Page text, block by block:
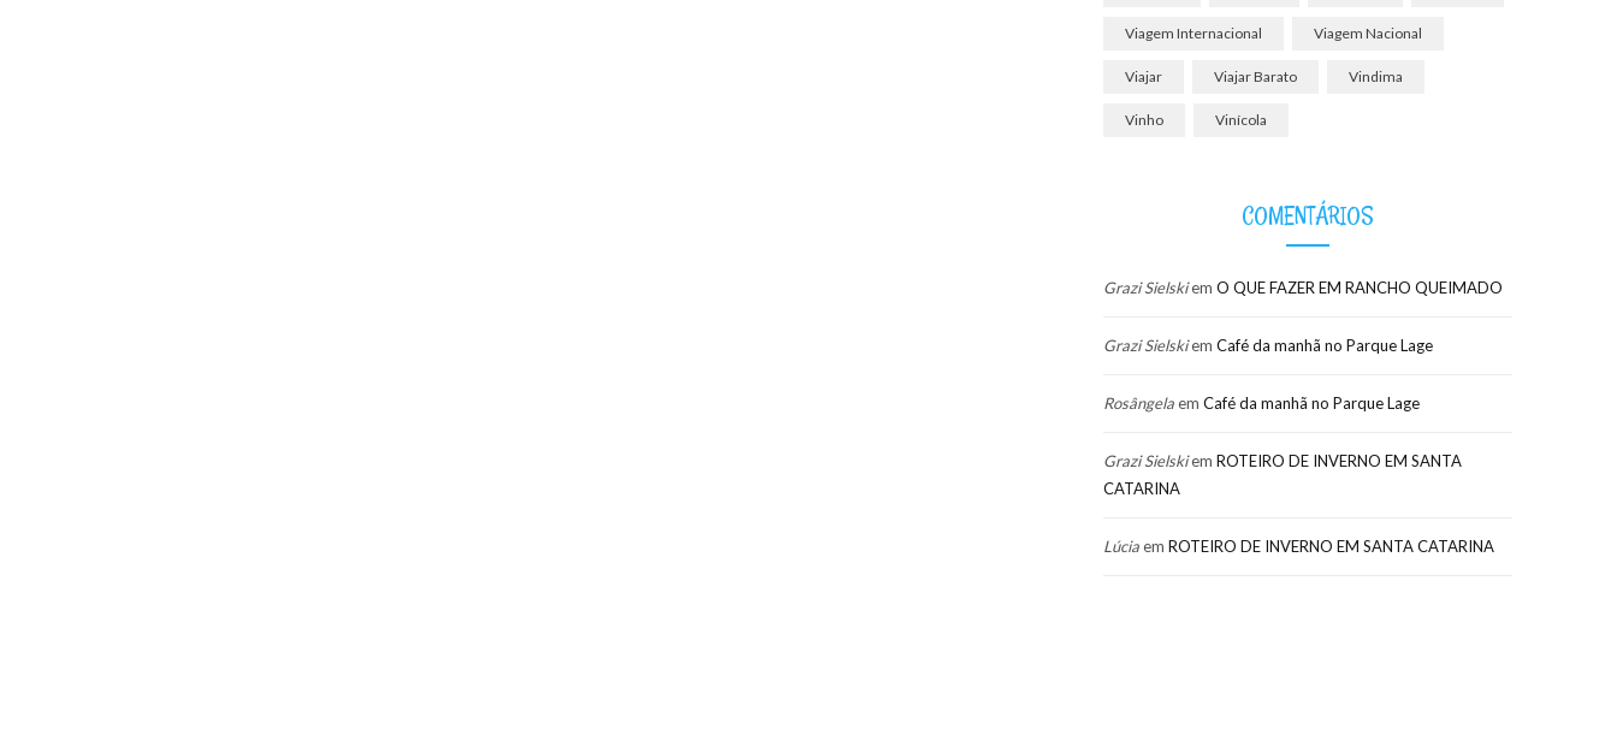
Viagem Internacional Viagem Nacional
Viajar Viajar Barato Vindima
Vinho Vinícola
COMENTÁRIOS
Grazi Sielskiem O QUE FAZER EM RANCHO QUEIMADO
Grazi Sielskiem Café da manhã no Parque Lage
Rosângelaem Café da manhã no Parque Lage
Grazi Sielskiem ROTEIRO DE INVERNO EM SANTA
CATARINA
Lúciaem ROTEIRO DE INVERNO EM SANTA CATARINA